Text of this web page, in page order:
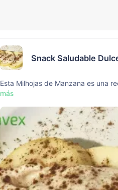
Snack Saludable
Esta Milhojas de Manzana es una
más